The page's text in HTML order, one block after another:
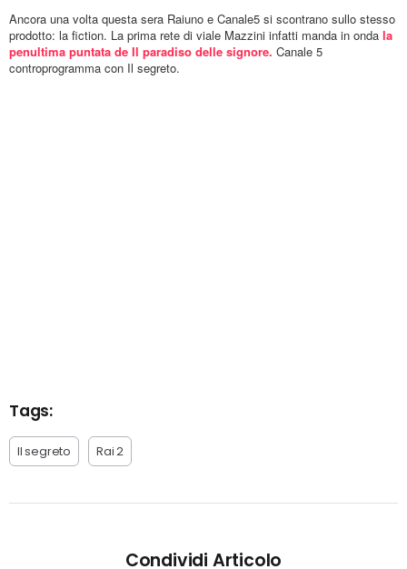
Ancora una volta questa sera Raiuno e Canale5 si scontrano sullo stesso
prodotto: la fiction. La prima rete di viale Mazzini infatti manda in onda la
penultima puntata de Il paradiso delle signore. Canale 5
controprogramma con Il segreto.
Tags:
Il segreto Rai 2
Condividi Articolo